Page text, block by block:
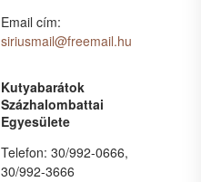
Email cím:
siriusmail@freemail.hu
Kutyabarátok
Százhalombattai
Egyesülete
Telefon: 30/992-0666,
30/992-3666